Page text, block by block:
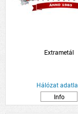
Extrametál
Hálózat
Info